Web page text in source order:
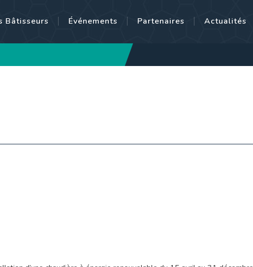
Bâtisseurs Événements Partenaires Actualités